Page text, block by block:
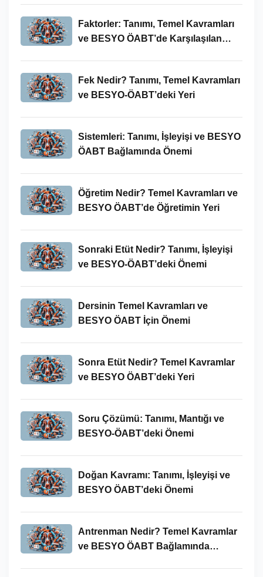
Faktorler: Tanımı, Temel Kavramları
ve BESYO ÖABT’de Karşılaşılan
Fek Nedir? Tanımı, Temel Kavramları
ve BESYO-ÖABT’deki Yeri
Sistemleri: Tanımı, İşleyişi ve BESYO
ÖABT Bağlamında Önemi
Öğretim Nedir? Temel Kavramları ve
BESYO ÖABT’de Öğretimin Yeri
Sonraki Etüt Nedir? Tanımı, İşleyişi
ve BESYO-ÖABT’deki Önemi
Dersinin Temel Kavramları ve
BESYO ÖABT İçin Önemi
Sonra Etüt Nedir? Temel Kavramlar
ve BESYO ÖABT’deki Yeri
Soru Çözümü: Tanımı, Mantığı ve
BESYO-ÖABT’deki Önemi
Doğan Kavramı: Tanımı, İşleyişi ve
BESYO ÖABT’deki Önemi
Antrenman Nedir? Temel Kavramlar
ve BESYO ÖABT Bağlamında